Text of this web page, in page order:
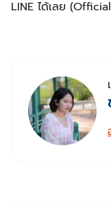
LINE ได้เลย